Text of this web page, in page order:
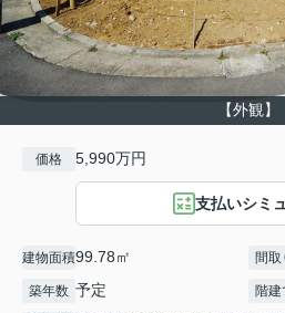
【外観】
価格 5,990万円
支払いシミ
建物面積99.78㎡ 間取
築年数 予定 階建